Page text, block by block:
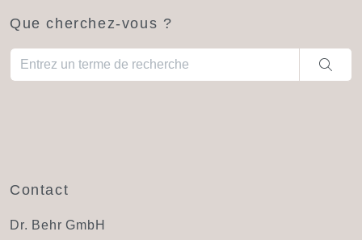
Que cherchez-vous ?
Quand les résultats de l'auto-complétion sont disponibles,
Contact
Dr. Behr GmbH